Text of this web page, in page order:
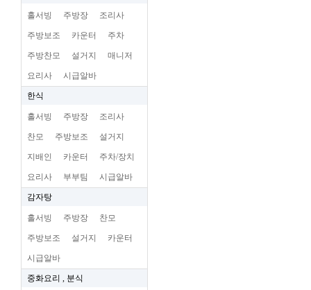
홀서빙 주방장 조리사
주방보조 카운터 주차
주방찬모 설거지 매니저
요리사 시급알바
한식
홀서빙 주방장 조리사
찬모 주방보조 설거지
지배인 카운터 주차/장치
요리사 부부팀 시급알바
감자탕
홀서빙 주방장 찬모
주방보조 설거지 카운터
시급알바
중화요리 , 분식